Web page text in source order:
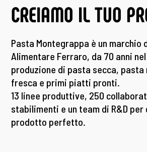
CREIAMO IL TUO
Pasta Montegrappa è un marchio
Alimentare Ferraro, da 70 anni
produzione di pasta secca,
fresca e primi piatti pronti.
13 linee produttive, 250
stabilimenti e un team di R&D
prodotto perfetto.